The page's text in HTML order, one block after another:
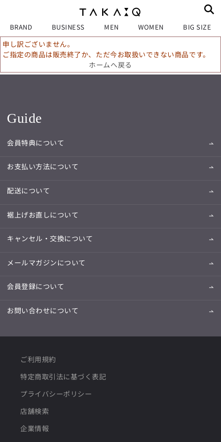
BRAND BUSINESS MEN WOMEN BIG SIZE
申し訳ございません。
ご指定の商品は販売終了か、ただ今お取扱いできない商品です。
ホームへ戻る
Guide
会員特典について
お支払い方法について
配送について
裾上げお直しについて
キャンセル・交換について
メールマガジンについて
会員登録について
お問い合わせについて
ご利用規約
特定商取引法に基づく表記
プライバシーポリシー
店舗検索
企業情報